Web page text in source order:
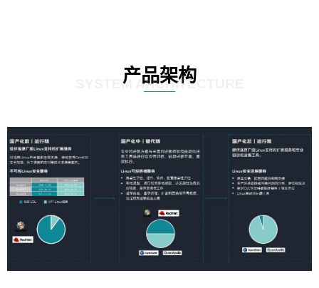
产品架构
SYSTEM ARCHITECTURE